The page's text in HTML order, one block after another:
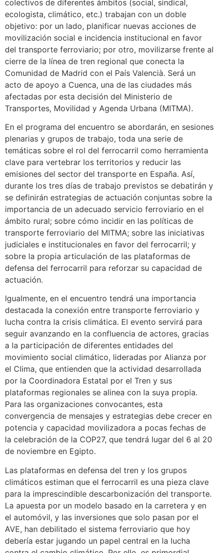
colectivos de diferentes ámbitos (social, sindical,
ecologista, climático, etc.) trabajan con un doble
objetivo: por un lado, planificar nuevas acciones de
movilización social e incidencia institucional en favor
del transporte ferroviario; por otro, movilizarse frente al
cierre de la línea de tren regional que conecta la
Comunidad de Madrid con el País Valencià. Será un
acto de apoyo a Cuenca, una de las ciudades más
afectadas por esta decisión del Ministerio de
Transportes, Movilidad y Agenda Urbana (MITMA).
En el programa del encuentro se abordarán, en sesiones
plenarias y grupos de trabajo, toda una serie de
temáticas sobre el rol del ferrocarril como herramienta
clave para vertebrar los territorios y reducir las
emisiones del sector del transporte en España. Así,
durante los tres días de trabajo previstos se debatirán y
se definirán estrategias de actuación conjuntas sobre la
importancia de un adecuado servicio ferroviario en el
ámbito rural; sobre cómo incidir en las políticas de
transporte ferroviario del MITMA; sobre las iniciativas
judiciales e institucionales en favor del ferrocarril; y
sobre la propia articulación de las plataformas de
defensa del ferrocarril para reforzar su capacidad de
actuación.
Igualmente, en el encuentro tendrá una importancia
destacada la conexión entre transporte ferroviario y
lucha contra la crisis climática. El evento servirá para
seguir avanzando en la confluencia de actores, gracias
a la participación de diferentes entidades del
movimiento social climático, lideradas por Alianza por
el Clima, que entienden que la actividad desarrollada
por la Coordinadora Estatal por el Tren y sus
plataformas regionales se alinea con la suya propia.
Para las organizaciones convocantes, esta
convergencia de mensajes y estrategias debe crecer en
potencia y capacidad movilizadora a pocas fechas de
la celebración de la COP27, que tendrá lugar del 6 al 20
de noviembre en Egipto.
Las plataformas en defensa del tren y los grupos
climáticos estiman que el ferrocarril es una pieza clave
para la imprescindible descarbonización del transporte.
La apuesta por un modelo basado en la carretera y en
el automóvil, y las inversiones que solo pasan por el
AVE, han debilitado el sistema ferroviario que hoy
debería estar jugando un papel central en la lucha